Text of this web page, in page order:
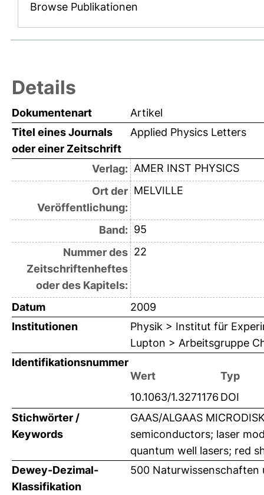
Browse Publikationen
Details
Dokumentenart
Artikel
Titel eines Journals
oder einer Zeitschrift
Applied Physics Letters
Verlag: AMER INST PHYSICS
Ort der
Veröffentlichung:
MELVILLE
Band: 95
Nummer des
Zeitschriftenheftes
oder des Kapitels:
22
Datum
2009
Institutionen
Physik > Institut für
Lupton > Arbeitsgruppe
Identifikationsnummer
Wert
Typ
10.1063/1.3271176 DOI
Stichwörter /
Keywords
GAAS/ALGAAS
semiconductors; laser
quantum well lasers; red
Dewey-Dezimal-
Klassifikation
500 Naturwissenschaften